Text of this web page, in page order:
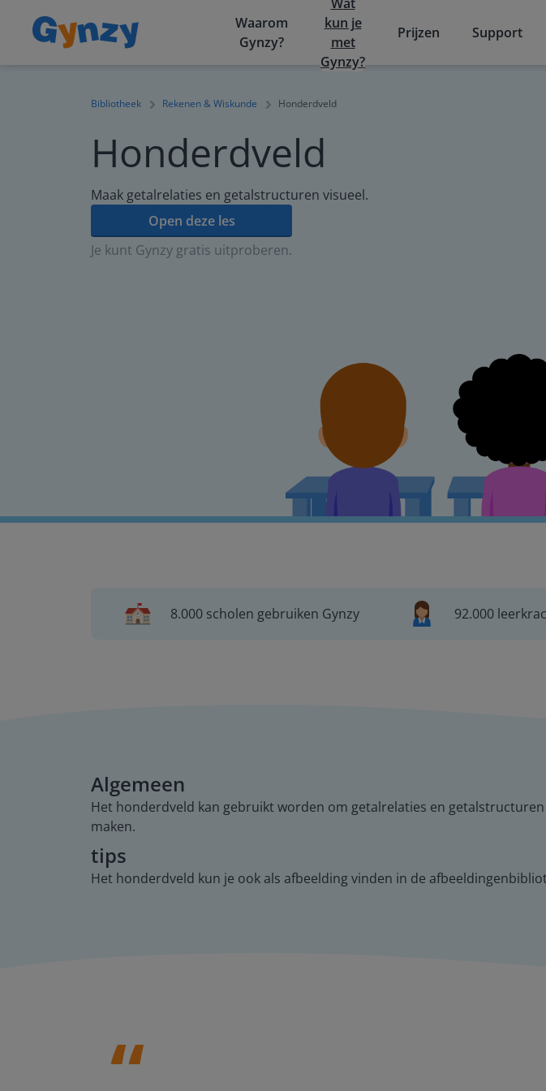
Waarom
Gynzy?
kun je
met
Gynzy?
Prijzen Support
Bibliotheek Rekenen & Wiskunde Honderdveld
Honderdveld
Maak getalrelaties en getalstructuren visueel.
Open deze les
Je kunt Gynzy gratis uitproberen.
8.000 scholen gebruiken Gynzy 92.000
Algemeen
Het honderdveld kan gebruikt worden om getalrelaties en
maken.
tips
Het honderdveld kun je ook als afbeelding vinden in de